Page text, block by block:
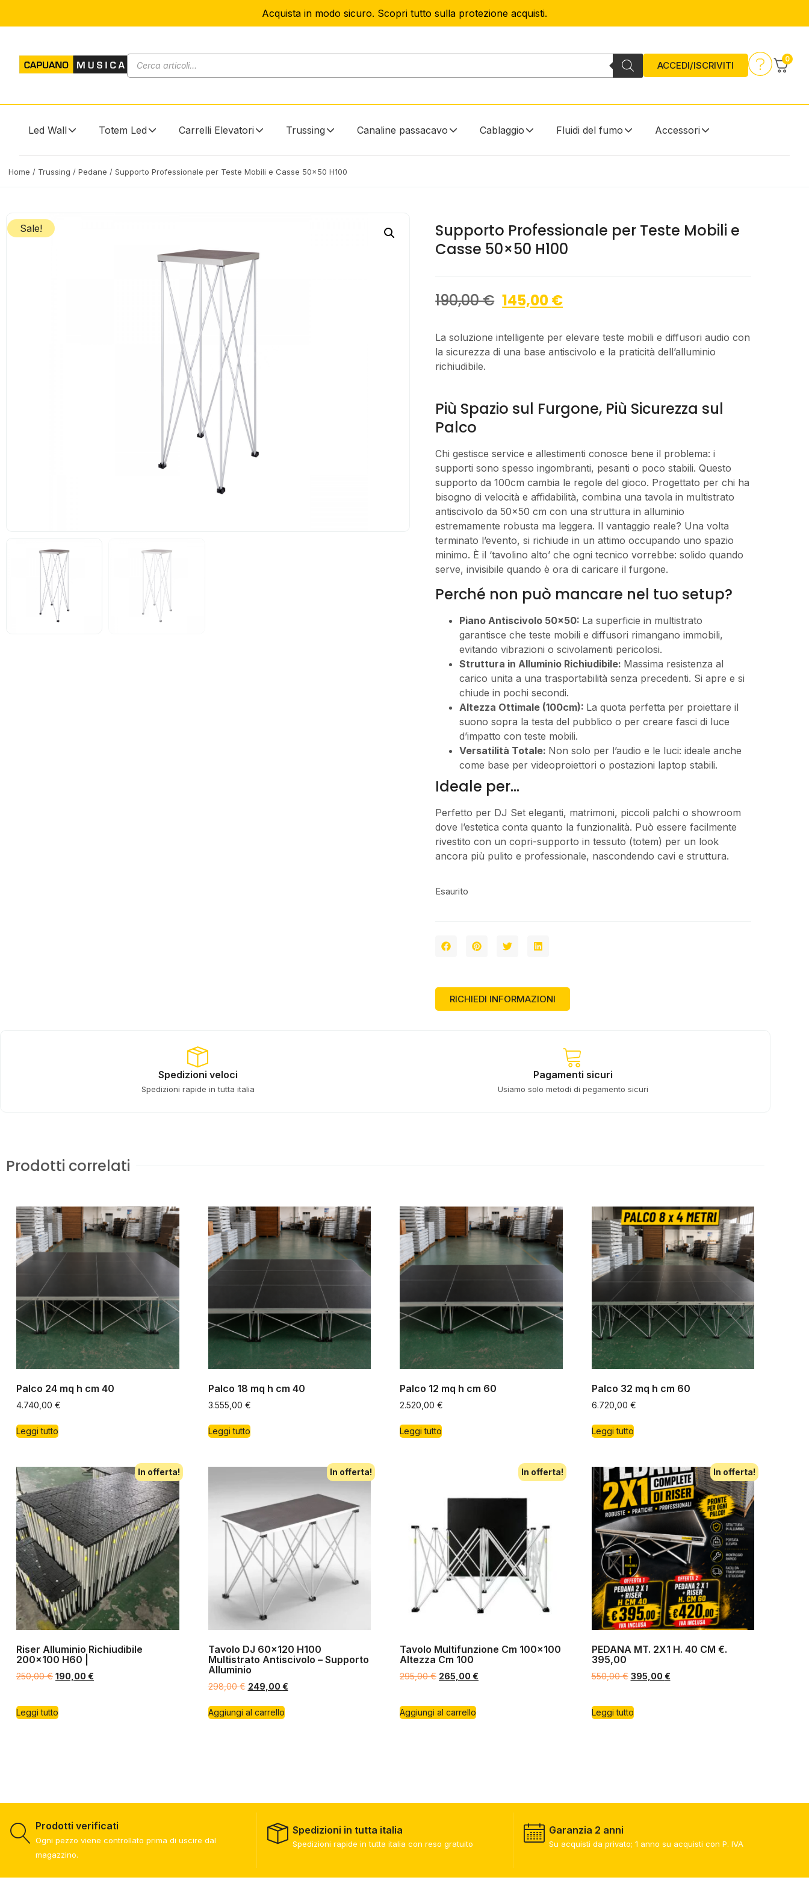
Acquista in modo sicuro. Scopri tutto sulla protezione acquisti.
ACCEDI/ISCRIVITI
0
Led Wall Totem Led Carrelli Elevatori Trussing Canaline passacavo Cablaggio Fluidi del fumo Accessori
Home / Trussing / Pedane / Supporto Professionale per Teste Mobili e Casse 50×50 H100
Sale!
Supporto Professionale per Teste Mobili e
Casse 50×50 H100
190,00€ 145,00€
La soluzione intelligente per elevare teste mobili e diffusori audio con
la sicurezza di una base antiscivolo e la praticità dell’alluminio
richiudibile.
Più Spazio sul Furgone, Più Sicurezza sul
Palco
Chi gestisce service e allestimenti conosce bene il problema: i
supporti sono spesso ingombranti, pesanti o poco stabili. Questo
supporto da 100cm cambia le regole del gioco. Progettato per chi ha
bisogno di velocità e affidabilità, combina una tavola in multistrato
antiscivolo da 50×50 cm con una struttura in alluminio
estremamente robusta ma leggera. Il vantaggio reale? Una volta
terminato l’evento, si richiude in un attimo occupando uno spazio
minimo. È il ‘tavolino alto’ che ogni tecnico vorrebbe: solido quando
serve, invisibile quando è ora di caricare il furgone.
Perché non può mancare nel tuo setup?
Piano Antiscivolo 50×50: La superficie in multistrato
garantisce che teste mobili e diffusori rimangano immobili,
evitando vibrazioni o scivolamenti pericolosi.
Struttura in Alluminio Richiudibile: Massima resistenza al
carico unita a una trasportabilità senza precedenti. Si apre e si
chiude in pochi secondi.
Altezza Ottimale (100cm): La quota perfetta per proiettare il
suono sopra la testa del pubblico o per creare fasci di luce
d’impatto con teste mobili.
Versatilità Totale: Non solo per l’audio e le luci: ideale anche
come base per videoproiettori o postazioni laptop stabili.
Ideale per…
Perfetto per DJ Set eleganti, matrimoni, piccoli palchi o showroom
dove l’estetica conta quanto la funzionalità. Può essere facilmente
rivestito con un copri-supporto in tessuto (totem) per un look
ancora più pulito e professionale, nascondendo cavi e struttura.
Esaurito
RICHIEDI INFORMAZIONI
Spedizioni veloci
Spedizioni rapide in tutta italia
Pagamenti sicuri
Usiamo solo metodi di pegamento sicuri
Prodotti correlati
Palco 24 mq h cm 40
4.740,00 €
Leggi tutto
Palco 18 mq h cm 40
3.555,00 €
Leggi tutto
Palco 12 mq h cm 60
2.520,00 €
Leggi tutto
Palco 32 mq h cm 60
6.720,00 €
Leggi tutto
In offerta!
Riser Alluminio Richiudibile
200×100 H60 |
250,00€ 190,00 €
Leggi tutto
In offerta!
Tavolo DJ 60×120 H100
Multistrato Antiscivolo – Supporto
Alluminio
298,00€ 249,00 €
Aggiungi al carrello
In offerta!
Tavolo Multifunzione Cm 100×100
Altezza Cm 100
295,00€ 265,00 €
Aggiungi al carrello
In offerta!
PEDANA MT. 2X1 H. 40 CM €.
395,00
550,00€ 395,00 €
Leggi tutto
Prodotti verificati
Ogni pezzo viene controllato prima di uscire dal
magazzino.
Spedizioni in tutta italia
Spedizioni rapide in tutta italia con reso gratuito
Garanzia 2 anni
Su acquisti da privato; 1 anno su acquisti con P. IVA​